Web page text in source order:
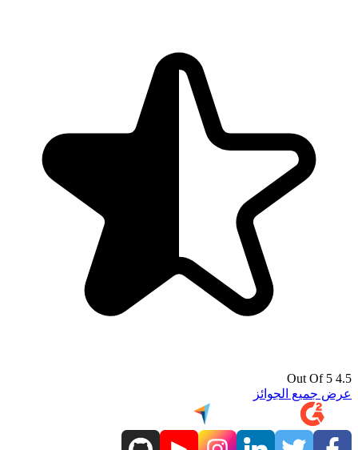
4.5 Out Of 5
عرض جميع الجوائز